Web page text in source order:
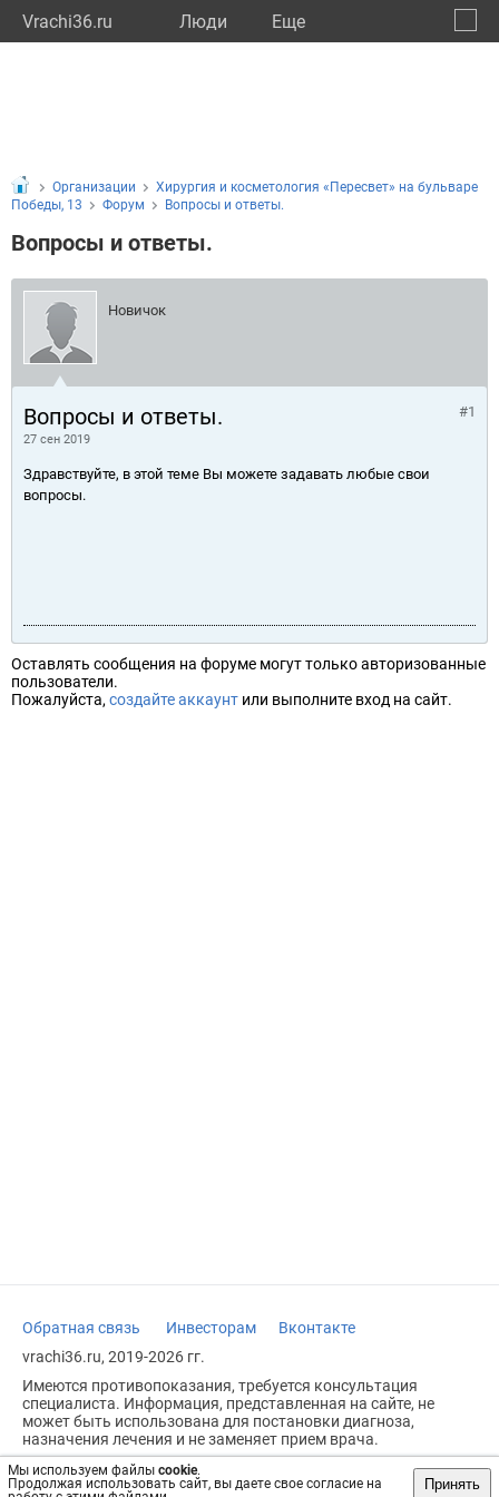
Vrachi36.ru Люди Eще
Мы используем файлы cookie.
Продолжая использовать сайт, вы даете свое согласие на
Принять
Организации
Хирургия и косметология «Пересвет» на бульваре
Победы, 13
Форум Вопросы и ответы.
Вопросы и ответы.
Новичок
Вопросы и ответы.
27 сен 2019
#1
Здравствуйте, в этой теме Вы можете задавать любые свои
вопросы.
Оставлять сообщения на форуме могут только авторизованные
пользователи.
Пожалуйста, создайте аккаунт или выполните вход на сайт.
Обратная связь Инвесторам
Вконтакте
vrachi36.ru, 2019-2026 гг.
Имеются противопоказания, требуется консультация
специалиста. Информация, представленная на сайте, не
может быть использована для постановки диагноза,
назначения лечения и не заменяет прием врача.
Возрастное ограничение: 18+